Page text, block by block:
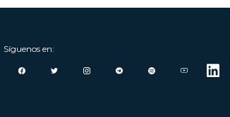
Síguenos en: